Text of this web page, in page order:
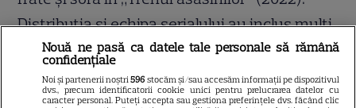
Distribuția și echipa serialului au inclus mulți
români, printre care actorii Vlad Ivanov,
Adrian Loghin, Eduard Adam, Anca Dragomir
sau Simona Maican.
Nouă ne pasă ca datele tale personale să rămână
confidențiale
Noi și partenerii noștri596 stocăm și/sau accesăm informații pe dispozitivul
dvs., precum identificatorii cookie unici pentru prelucrarea datelor cu
caracter personal. Puteți accepta sau gestiona preferințele dvs. făcând clic